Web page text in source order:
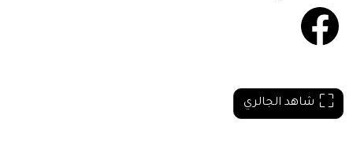
شاهد الجالري